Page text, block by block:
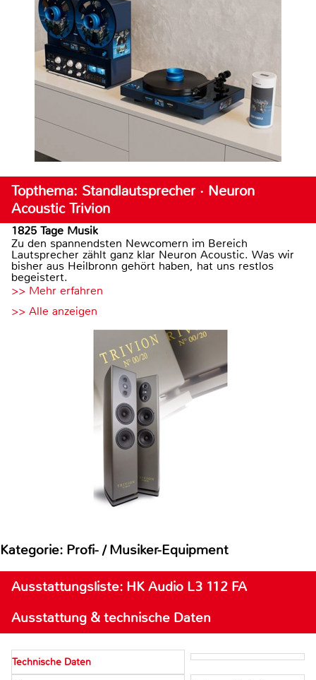
Topthema: Standlautsprecher · Neuron
Acoustic Trivion
1825 Tage Musik
Zu den spannendsten Newcomern im Bereich
Lautsprecher zählt ganz klar Neuron Acoustic. Was wir
bisher aus Heilbronn gehört haben, hat uns restlos
begeistert.
>> Mehr erfahren
>> Alle anzeigen
Kategorie: Profi- / Musiker-Equipment
Ausstattungsliste: HK Audio L3 112 FA
Ausstattung & technische Daten
Technische Daten